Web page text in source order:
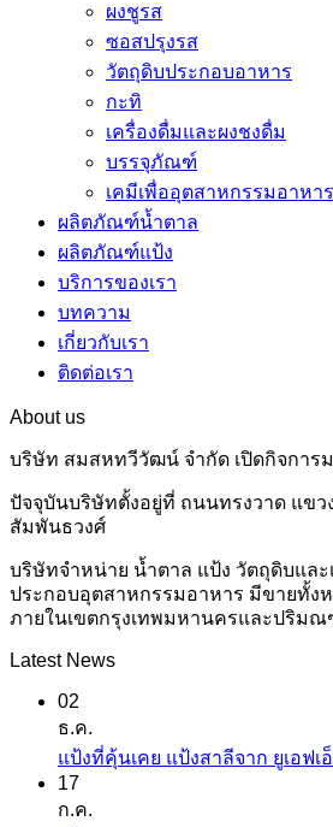
ผงชูรส
ซอสปรุงรส
วัตถุดิบประกอบอาหาร
กะทิ
เครื่องดื่มและผงชงดื่ม
บรรจุภัณฑ์
เคมีเพื่ออุตสาหกรรมอาหาร
ผลิตภัณฑ์น้ำตาล
ผลิตภัณฑ์แป้ง
บริการของเรา
บทความ
เกี่ยวกับเรา
ติดต่อเรา
About us
บริษัท สมสหทวีวัฒน์ จำกัด เปิดกิจการม
ปัจจุบันบริษัทตั้งอยู่ที่ ถนนทรงวาด แขว
สัมพันธวงศ์
บริษัทจำหน่าย น้ำตาล แป้ง วัตถุดิบและ
ประกอบอุตสาหกรรมอาหาร มีขายทั้ง
ภายในเขตกรุงเทพมหานครและปริม
Latest News
02
ธ.ค.
แป้งที่คุ้นเคย แป้งสาลีจาก ยูเอฟเ
17
ก.ค.